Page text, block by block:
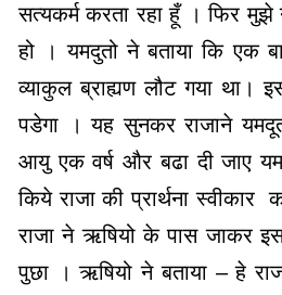
सत्यकर्म करता रहा हूँ । फिर मुझे
हो । यमदुतो ने बताया कि एक
व्याकुल ब्राह्यण लौट गया था।
पडेगा । यह सुनकर राजाने
आयु एक वर्ष और बढा दी जाए
किये राजा की प्रार्थना
राजा ने ऋषियो के पास जाकर
पुछा । ऋषियो ने बताया – हे